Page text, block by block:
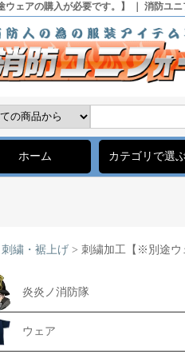
ェアの購入が必要です。】 ｜ 消防ユニ
ホーム カテゴリで選
刺繍・裾上げ > 刺繍加工【※別途ウ
炎炎ノ消防隊
ウェア